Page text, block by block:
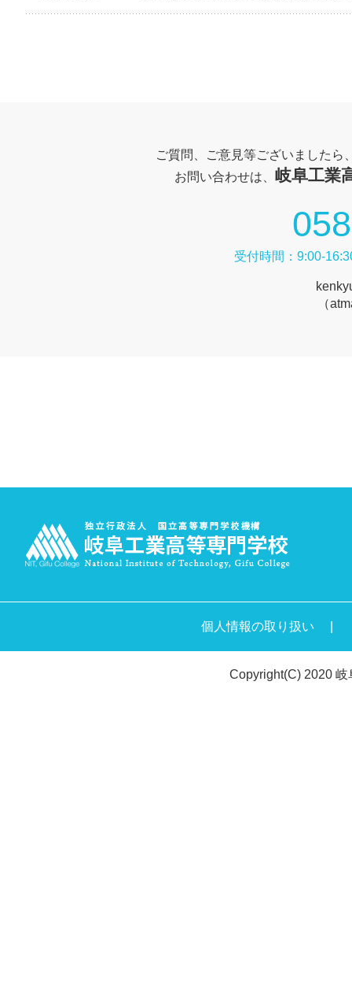
ご質問、ご意見等ございましたら
お問い合わせは、 岐阜工業
受付時間：9:00-
（
個人情報の取り扱い
Copyright(C) 2020